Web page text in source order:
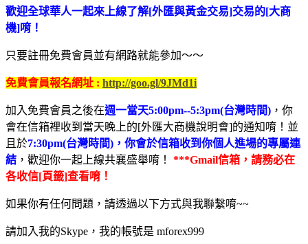
歡迎全球華人一起來上線了解[外匯與黃金交易]交易的[大商
機]唷！
只要註冊免費會員並有網路就能參加～～
免費會員報名網址 : http://goo.gl/9JMd1i
加入免費會員之後在週一當天5:00pm--5:3pm(台灣時間) ，你
會在信箱裡收到當天晚上的[外匯大商機說明會]的通知唷！並
且於7:30pm(台灣時間)，你會於信箱收到你個人進場的專屬連
結 ，歡迎你一起上線共襄盛舉唷！ ***Gmail信箱，請務必在
各收信[頁籤]查看唷！
如果你有任何問題，請透過以下方式與我聯繫唷~~
請加入我的Skype，我的帳號是 mforex999